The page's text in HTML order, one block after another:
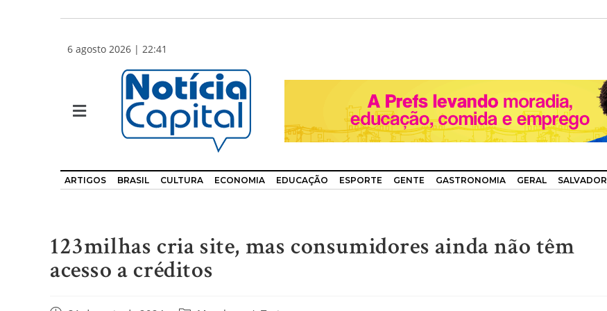
6 agosto 2026 | 22:41
ARTIGOS BRASIL CULTURA ECONOMIA EDUCAÇÃO ESPORTE GENTE GASTRONOMIA GERAL SALVADOR
123milhas cria site, mas consumidores ainda não têm
acesso a créditos